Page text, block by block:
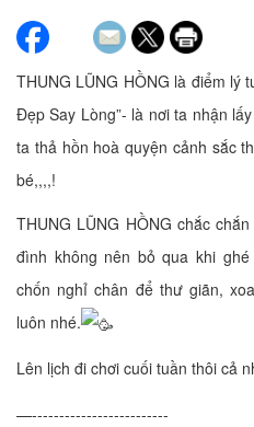
THUNG LŨNG HỒNG là điểm lý
Đẹp Say Lòng”- là nơi ta nhận
ta thả hồn hoà quyện cảnh sắc
bé,,,,!
THUNG LŨNG HỒNG chắc
đình không nên bỏ qua khi
chốn nghỉ chân để thư giãn,
luôn nhé.
Lên lịch đi chơi cuối tuần thôi cả
—-------------------------